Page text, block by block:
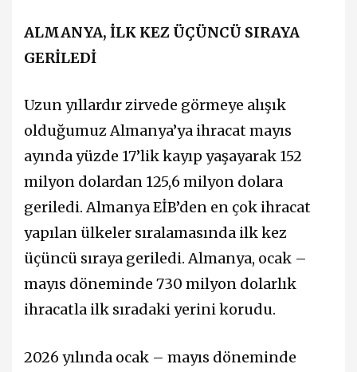
ALMANYA, İLK KEZ ÜÇÜNCÜ SIRAYA
GERİLEDİ
Uzun yıllardır zirvede görmeye alışık
olduğumuz Almanya’ya ihracat mayıs
ayında yüzde 17’lik kayıp yaşayarak 152
milyon dolardan 125,6 milyon dolara
geriledi. Almanya EİB’den en çok ihracat
yapılan ülkeler sıralamasında ilk kez
üçüncü sıraya geriledi. Almanya, ocak –
mayıs döneminde 730 milyon dolarlık
ihracatla ilk sıradaki yerini korudu.
2026 yılında ocak – mayıs döneminde